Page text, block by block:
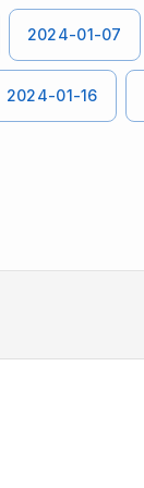
2024-01-07
2024-01-16